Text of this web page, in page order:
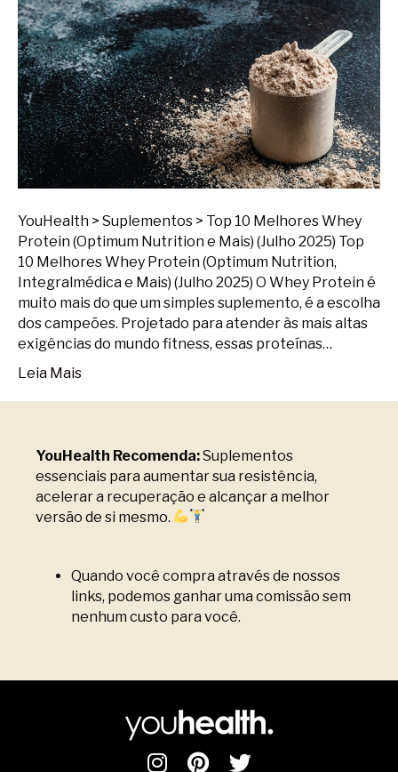
YouHealth > Suplementos > Top 10 Melhores Whey
Protein (Optimum Nutrition e Mais) (Julho 2025) Top
10 Melhores Whey Protein (Optimum Nutrition,
Integralmédica e Mais) (Julho 2025) O Whey Protein é
muito mais do que um simples suplemento, é a escolha
dos campeões. Projetado para atender às mais altas
exigências do mundo fitness, essas proteínas…
Leia Mais
YouHealth Recomenda:Suplementos
essenciais para aumentar sua resistência,
acelerar a recuperação e alcançar a melhor
versão de si mesmo.
Quando você compra através de nossos
links, podemos ganhar uma comissão sem
nenhum custo para você.